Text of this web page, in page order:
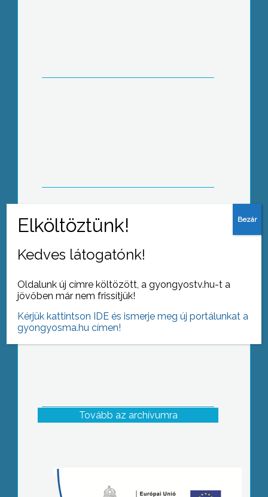
meg tudását az Összefogás-TISZK
által szervezett TISZK-Faktor
hétvégén, Mátrafüreden
Tovább az archívumra
Kedves látogatónk!
Oldalunk új címre költözött, a gyongyostv.hu-t a
jövőben már nem frissítjük!
Kérjük kattintson IDE és ismerje meg új portálunkat a
gyongyosma.hu címen!